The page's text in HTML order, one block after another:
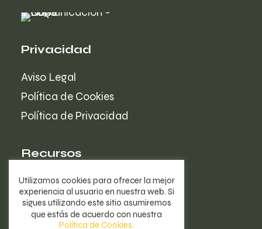
Qué hacer si me
hackean Instagram:
Guía Completa
Privacidad
Aviso Legal
Política de Cookies
Política de Privacidad
Recursos
La Agencia
Portfolio
Blog
Utilizamos cookies para ofrecer la mejor
experiencia al usuario en nuestra web. Si
sigues utilizando este sitio asumiremos
que estás de acuerdo con nuestra
Política de Cookies.